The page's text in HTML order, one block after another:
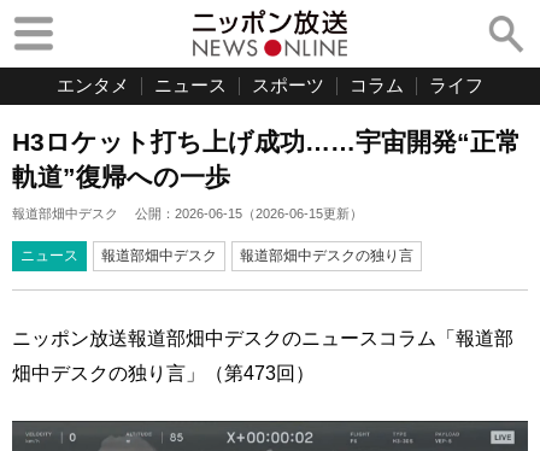
エンタメ ニュース スポーツ コラム ライフ
H3ロケット打ち上げ成功……宇宙開発“正常
軌道”復帰への一歩
報道部畑中デスク 公開： 2026-06-15 （2026-06-15更新）
ニュース 報道部畑中デスク 報道部畑中デスクの独り言
ニッポン放送報道部畑中デスクのニュースコラム「報道部
畑中デスクの独り言」（第473回）